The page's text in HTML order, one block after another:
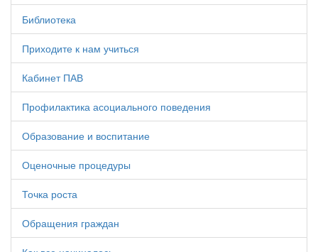
Библиотека
Приходите к нам учиться
Кабинет ПАВ
Профилактика асоциального поведения
Образование и воспитание
Оценочные процедуры
Точка роста
Обращения граждан